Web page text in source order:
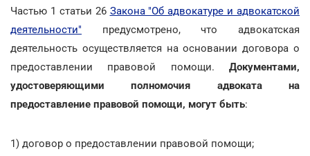
Частью 1 статьи 26 Закона "Об адвокатуре и адвокатской
деятельности" предусмотрено, что адвокатская
деятельность осуществляется на основании договора о
предоставлении правовой помощи. Документами,
удостоверяющими полномочия адвоката на
предоставление правовой помощи, могут быть:
1) договор о предоставлении правовой помощи;